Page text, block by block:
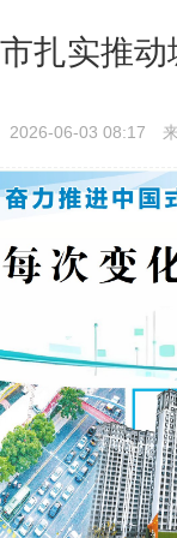
扎实推
2026-06-03 08:17